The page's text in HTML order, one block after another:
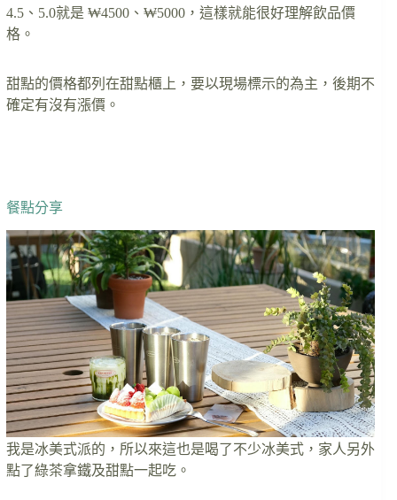
4.5、5.0就是 ₩4500、₩5000，這樣就能很好理解飲品價
格。
甜點的價格都列在甜點櫃上，要以現場標示的為主，後期不
確定有沒有漲價。
餐點分享
我是冰美式派的，所以來這也是喝了不少冰美式，家人另外
點了綠茶拿鐵及甜點一起吃。